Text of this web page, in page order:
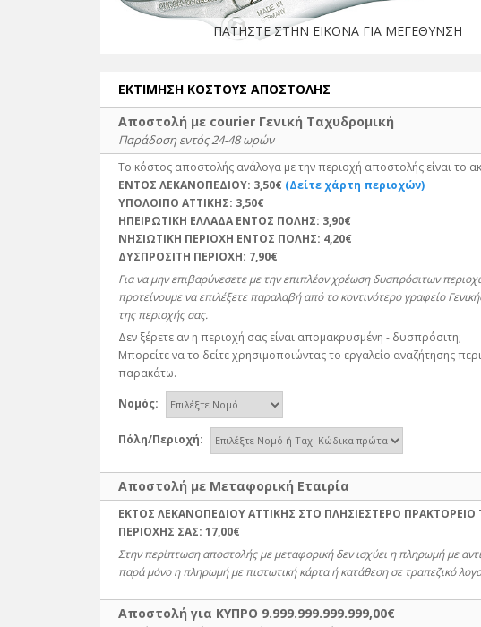
ΠΑΤΗΣΤΕ ΣΤΗΝ ΕΙΚΟΝΑ ΓΙΑ ΜΕΓΕΘΥΝΣΗ
ΕΚΤΙΜΗΣΗ ΚΟΣΤΟΥΣ ΑΠΟΣΤΟΛΗΣ
Αποστολή με courier Γενική Ταχυδρομική
Παράδοση εντός 24-48 ωρών
Το κόστος αποστολής ανάλογα με την περιοχή αποστολής είναι το
ΕΝΤΟΣ ΛΕΚΑΝΟΠΕΔΙΟΥ: 3,50€ (Δείτε χάρτη περιοχών)
ΥΠΟΛΟΙΠΟ ΑΤΤΙΚΗΣ: 3,50€
ΗΠΕΙΡΩΤΙΚΗ ΕΛΛΑΔΑ ΕΝΤΟΣ ΠΟΛΗΣ: 3,90€
ΝΗΣΙΩΤΙΚΗ ΠΕΡΙΟΧΗ ΕΝΤΟΣ ΠΟΛΗΣ: 4,20€
ΔΥΣΠΡΟΣΙΤΗ ΠΕΡΙΟΧΗ: 7,90€
Για να μην επιβαρύνεσετε με την επιπλέον χρέωση δυσπρόσιτων
προτείνουμε να επιλέξετε παραλαβή από το κοντινότερο γραφείο
της περιοχής σας.
Δεν ξέρετε αν η περιοχή σας είναι απομακρυσμένη - δυσπρόσιτη;
Μπορείτε να το δείτε χρησιμοποιώντας το εργαλείο αναζήτησης
παρακάτω.
Νομός:
Πόλη/Περιοχή:
Αποστολή με Μεταφορική Εταιρία
ΕΚΤΟΣ ΛΕΚΑΝΟΠΕΔΙΟΥ ΑΤΤΙΚΗΣ ΣΤΟ ΠΛΗΣΙΕΣΤΕΡΟ ΠΡΑΚΤΟΡΕΙΟ
ΠΕΡΙΟΧΗΣ ΣΑΣ: 17,00€
Στην περίπτωση αποστολής με μεταφορική δεν ισχύει η πληρωμή με
παρά μόνο η πληρωμή με πιστωτική κάρτα ή κατάθεση σε τραπεζικό
Αποστολή για ΚΥΠΡΟ 9.999.999.999.999,00€